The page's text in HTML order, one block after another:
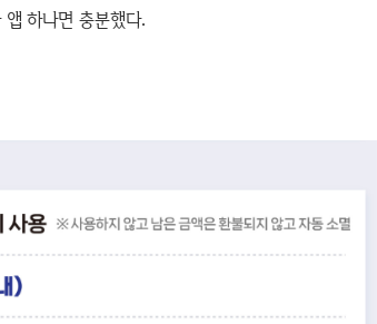
하나면 충분했다.